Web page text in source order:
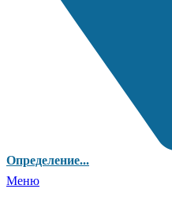
Определение...
Меню